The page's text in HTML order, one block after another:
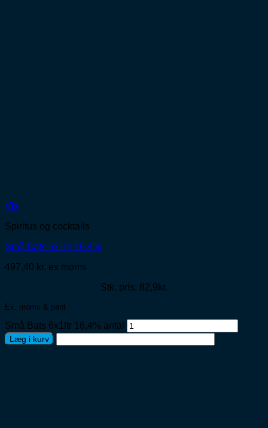
Vis
Spiritus og cocktails
Små Bats 6x1ltr 16,4%
497,40 kr. ex moms
Stk. pris: 82,9kr.
Ex. moms & pant
Små Bats 6x1ltr 16,4% antal
Læg i kurv